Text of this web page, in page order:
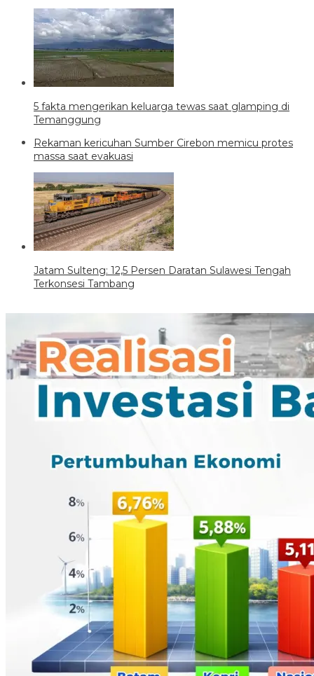
5 fakta mengerikan keluarga tewas saat glamping di
Temanggung
Rekaman kericuhan Sumber Cirebon memicu protes
massa saat evakuasi
Jatam Sulteng: 12,5 Persen Daratan Sulawesi Tengah
Terkonsesi Tambang